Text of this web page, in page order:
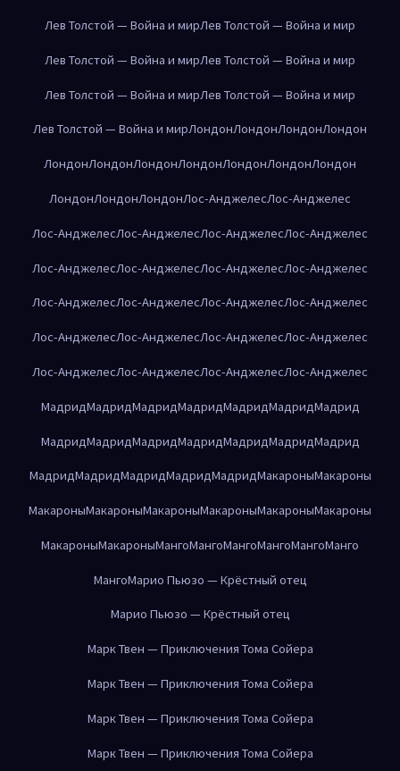
Лев Толстой — Война и мирЛев Толстой — Война и мир
Лев Толстой — Война и мирЛев Толстой — Война и мир
Лев Толстой — Война и мирЛев Толстой — Война и мир
Лев Толстой — Война и мирЛондонЛондонЛондонЛондон
ЛондонЛондонЛондонЛондонЛондонЛондонЛондон
ЛондонЛондонЛондонЛос-АнджелесЛос-Анджелес
Лос-АнджелесЛос-АнджелесЛос-АнджелесЛос-Анджелес
Лос-АнджелесЛос-АнджелесЛос-АнджелесЛос-Анджелес
Лос-АнджелесЛос-АнджелесЛос-АнджелесЛос-Анджелес
Лос-АнджелесЛос-АнджелесЛос-АнджелесЛос-Анджелес
Лос-АнджелесЛос-АнджелесЛос-АнджелесЛос-Анджелес
МадридМадридМадридМадридМадридМадридМадрид
МадридМадридМадридМадридМадридМадридМадрид
МадридМадридМадридМадридМадридМакароныМакароны
МакароныМакароныМакароныМакароныМакароныМакароны
МакароныМакароныМангоМангоМангоМангоМангоМанго
МангоМарио Пьюзо — Крёстный отец
Марио Пьюзо — Крёстный отец
Марк Твен — Приключения Тома Сойера
Марк Твен — Приключения Тома Сойера
Марк Твен — Приключения Тома Сойера
Марк Твен — Приключения Тома Сойера